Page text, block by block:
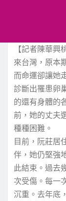
【記者陳華
來台灣，原本
而命運卻讓她
診斷出罹患卵
的還有身體的
前，她的丈夫
種種困難。
目前，阮莊居
伴，她仍堅強
此結束。過去
次受傷。每一
沉重。去年底